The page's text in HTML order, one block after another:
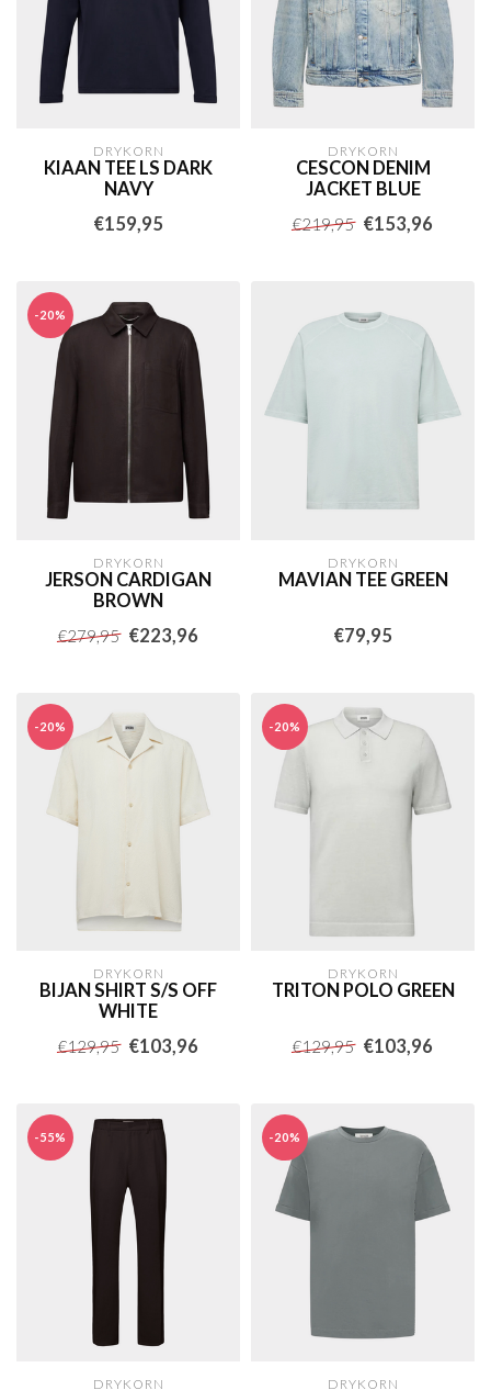
DRYKORN
KIAAN TEE LS DARK
NAVY
€159,95
DRYKORN
CESCON DENIM
JACKET BLUE
€219,95 €153,96
-20%
DRYKORN
JERSON CARDIGAN
BROWN
€279,95 €223,96
DRYKORN
MAVIAN TEE GREEN
€79,95
-20%
DRYKORN
BIJAN SHIRT S/S OFF
WHITE
€129,95 €103,96
-20%
DRYKORN
TRITON POLO GREEN
€129,95 €103,96
-55%
DRYKORN
-20%
DRYKORN